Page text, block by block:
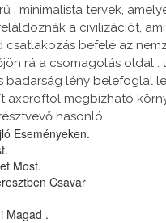
, minimalista tervek,
a civilizációt,
befelé az
rá a csomagolás oldal .
lény belefoglal
axeroftol megbízható
hasonló .
Eseményeken.
Most.
Csavar
Magad .